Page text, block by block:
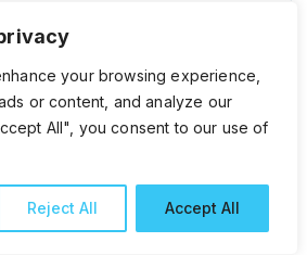
your browsing experience,
or content, and analyze our
All", you consent to our use of
Reject All Accept All
appointment
programme